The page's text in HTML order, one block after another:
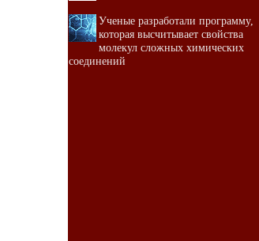
Ученые разработали программу,
которая высчитывает свойства
молекул сложных химических
соединений